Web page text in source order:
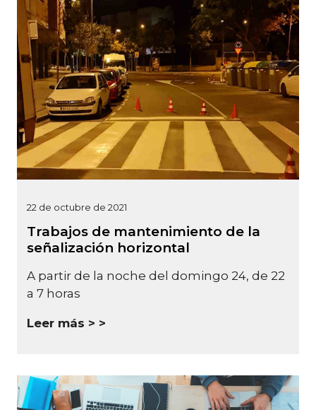
22 de octubre de 2021
Trabajos de mantenimiento de la
señalización horizontal
A partir de la noche del domingo 24, de 22
a 7 horas
Leer más >